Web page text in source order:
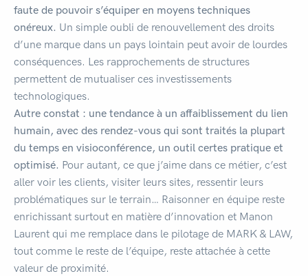
faute de pouvoir s’équiper en moyens techniques
onéreux. Un simple oubli de renouvellement des droits
d’une marque dans un pays lointain peut avoir de lourdes
conséquences. Les rapprochements de structures
permettent de mutualiser ces investissements
technologiques.
Autre constat : une tendance à un affaiblissement du lien
humain, avec des rendez-vous qui sont traités la plupart
du temps en visioconférence, un outil certes pratique et
optimisé. Pour autant, ce que j’aime dans ce métier, c’est
aller voir les clients, visiter leurs sites, ressentir leurs
problématiques sur le terrain… Raisonner en équipe reste
enrichissant surtout en matière d’innovation et Manon
Laurent qui me remplace dans le pilotage de MARK & LAW,
tout comme le reste de l’équipe, reste attachée à cette
valeur de proximité.